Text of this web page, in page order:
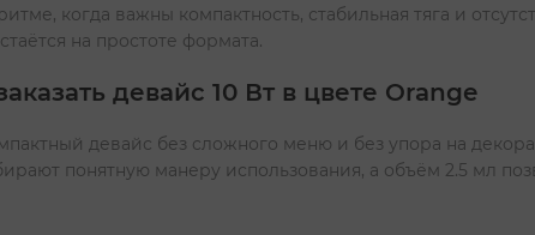
когда важны компактность, стабильная тяга и
на простоте формата.
девайс 10 Вт в цвете Orange
девайс без сложного меню и без упора на
понятную манеру использования, а объём 2.5 мл